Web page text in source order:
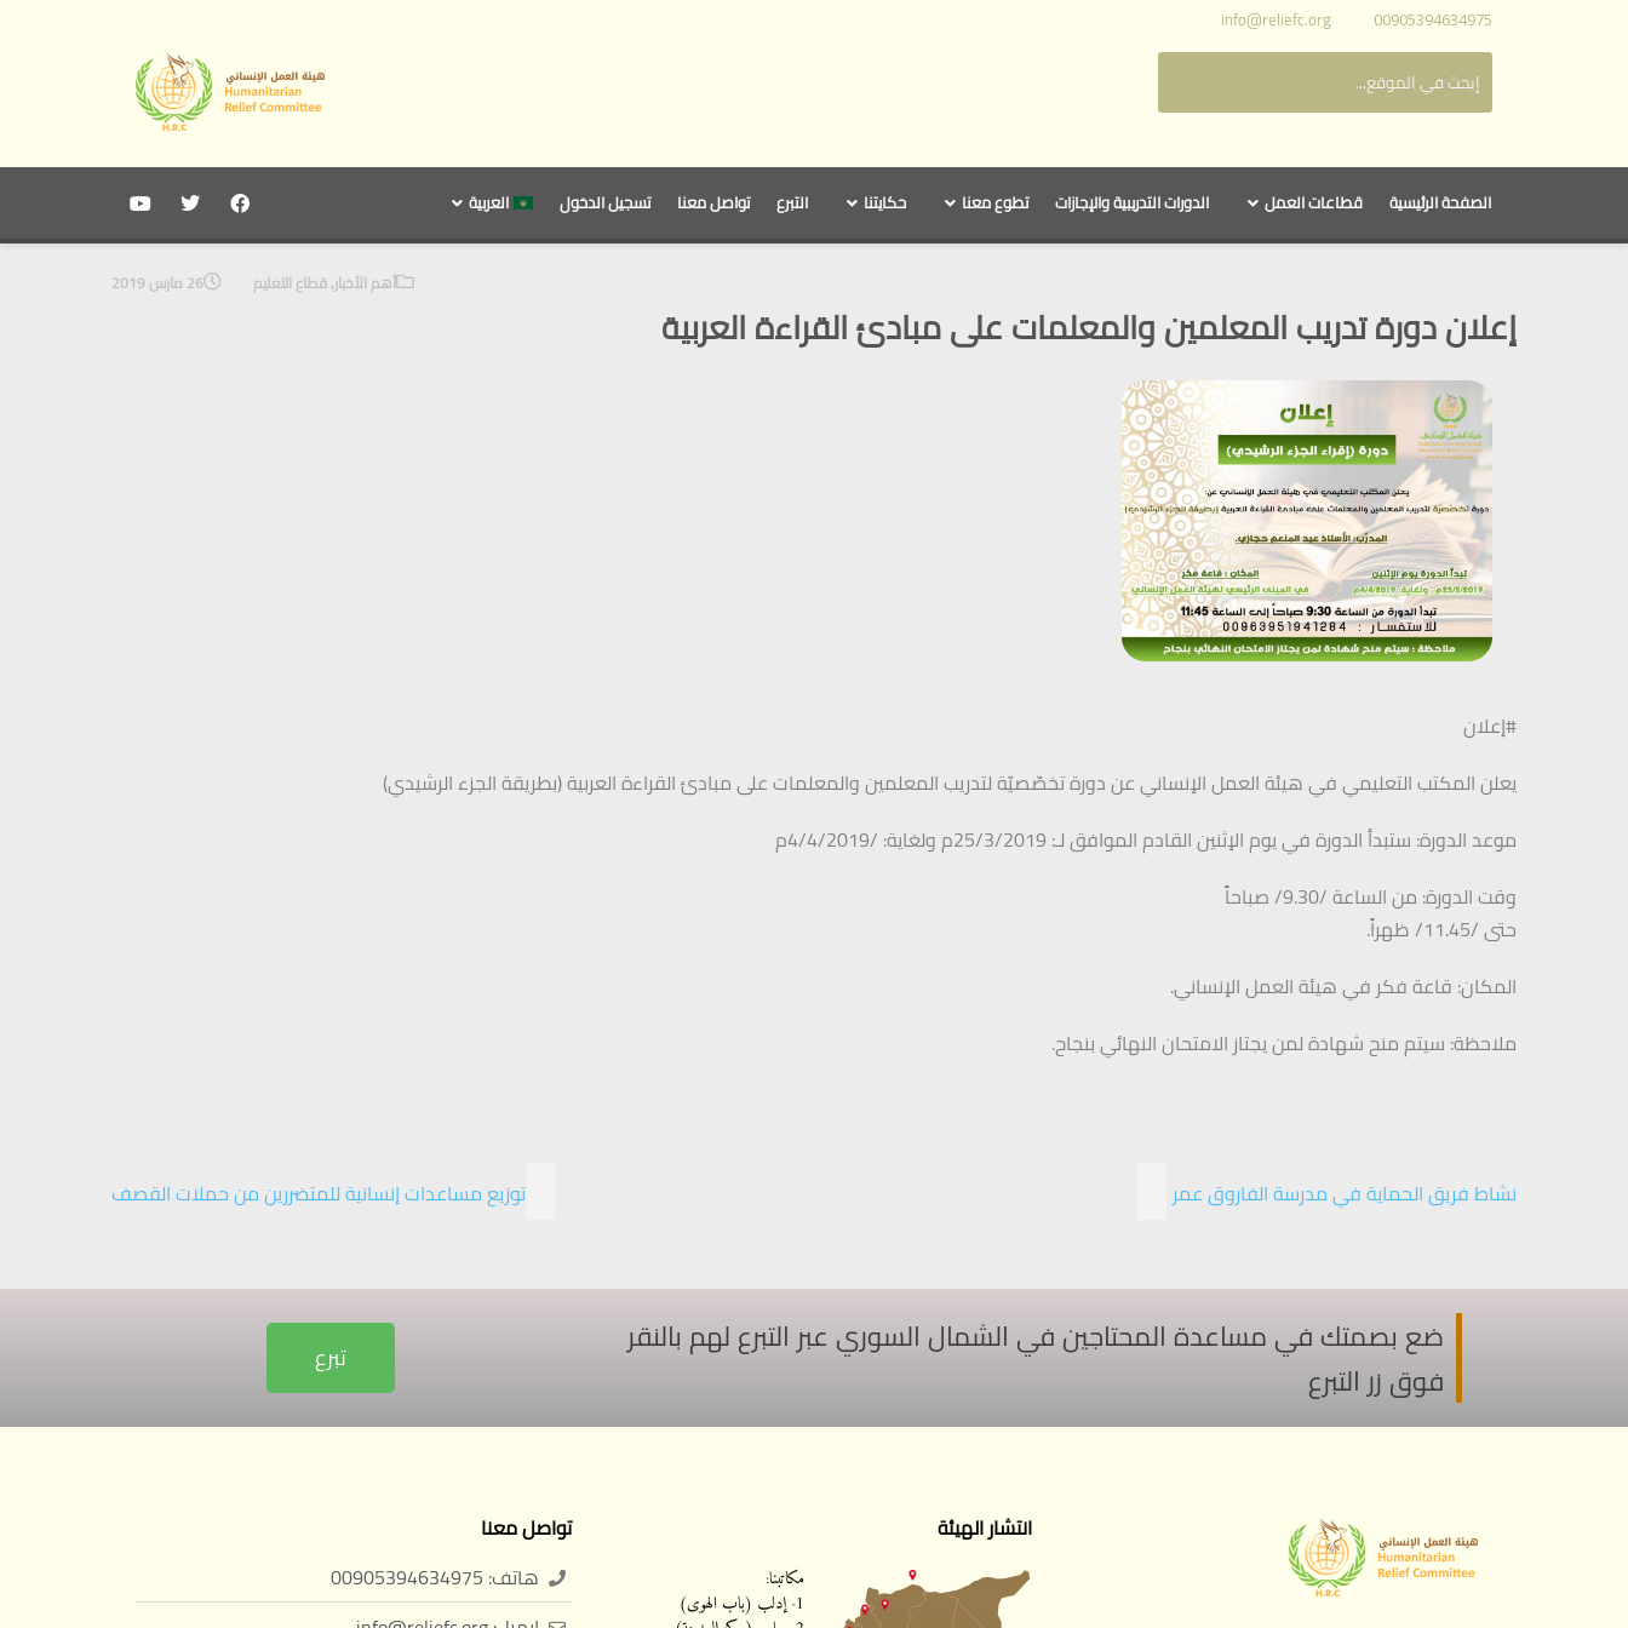
00905394634975
info@reliefc.org
الصفحة الرئيسية قطاعات العمل الدورات التدريبية والإجازات تطوع معنا حكايتنا التبرع تواصل معنا تسجيل الدخول العربية
26 مارس 2019 أهم الأخبار,قطاع التعليم
إعلان دورة تدريب المعلمين والمعلمات على مبادئ القراءة العربية
#إعلان
يعلن المكتب التعليمي في هيئة العمل الإنساني عن دورة تخصّصيّة لتدريب المعلمين والمعلمات على مبادئ القراءة العربية (بطريقة الجزء الرشيدي)
موعد الدورة: ستبدأ الدورة في يوم الإثنين القادم الموافق لـ: 25/3/2019م ولغاية: /4/4/2019م
وقت الدورة: من الساعة /9.30/ صباحاً
حتى /11.45/ ظهراً.
المكان: قاعة فكر في هيئة العمل الإنساني.
ملاحظة: سيتم منح شهادة لمن يجتاز الامتحان النهائي بنجاح.
توزيع مساعدات إنسانية للمتضررين من حملات القصف نشاط فريق الحماية في مدرسة الفاروق عمر
ضع بصمتك في مساعدة المحتاجين في الشمال السوري عبر التبرع لهم بالنقر
فوق زر التبرع
تبرع
انتشار الهيئة تواصل معنا
هاتف: 00905394634975